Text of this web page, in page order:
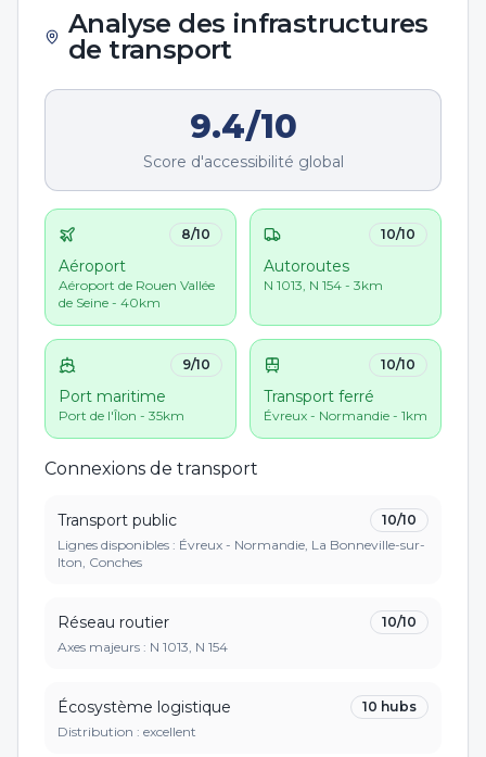
Analyse des infrastructures
de transport
9.4/10
Score d'accessibilité global
8/10
Aéroport
Aéroport de Rouen Vallée
de Seine - 40km
10/10
Autoroutes
N 1013, N 154 - 3km
9/10
Port maritime
Port de l'Îlon - 35km
10/10
Transport ferré
Évreux - Normandie - 1km
Connexions de transport
Transport public 10/10
Lignes disponibles : Évreux - Normandie, La Bonneville-sur-
Iton, Conches
Réseau routier 10/10
Axes majeurs : N 1013, N 154
Écosystème logistique 10 hubs
Distribution : excellent